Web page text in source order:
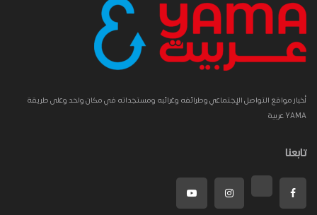
أخبار مواقع التواصل الإجتماعي وطرائفه وغرائبه ومستجداته في مكان واحد وعلى طريقة
YAMA عربية
تابعنا